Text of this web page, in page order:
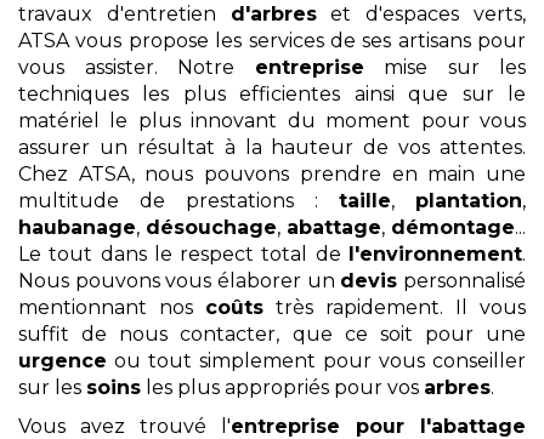
travaux d'entretien d'arbreset d'espaces verts,
ATSA vous propose les services de ses artisans pour
vous assister. Notre entreprise mise sur les
techniques les plus efficientes ainsi que sur le
matériel le plus innovant du moment pour vous
assurer un résultat à la hauteur de vos attentes.
Chez ATSA, nous pouvons prendre en main une
multitude de prestations : taille, plantation,
haubanage, désouchage, abattage, démontage...
Le tout dans le respect total de l'environnement.
Nous pouvons vous élaborer un devis personnalisé
mentionnant nos coûts très rapidement. Il vous
suffit de nous contacter, que ce soit pour une
urgence ou tout simplement pour vous conseiller
sur les soins les plus appropriés pour vos arbres.
Vous avez trouvé l'entreprise pour l'abattage